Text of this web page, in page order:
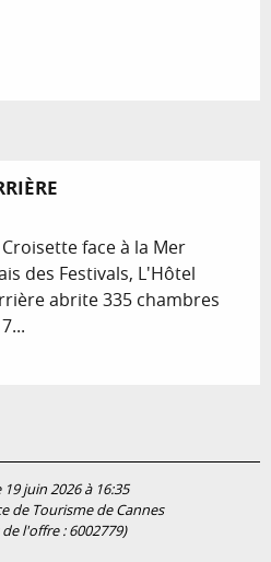
face à la Mer
des Festivals, L'Hôtel
abrite 335 chambres
juin 2026 à 16:35
de Tourisme de Cannes
l'offre :6002779)